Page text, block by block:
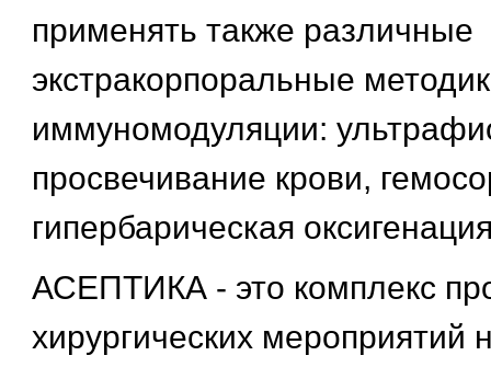
применять также различные
экстракорпоральные
иммуномодуляции:
просвечивание крови,
гипербарическая
АСЕПТИКА - это комплекс
хирургических мероприятий